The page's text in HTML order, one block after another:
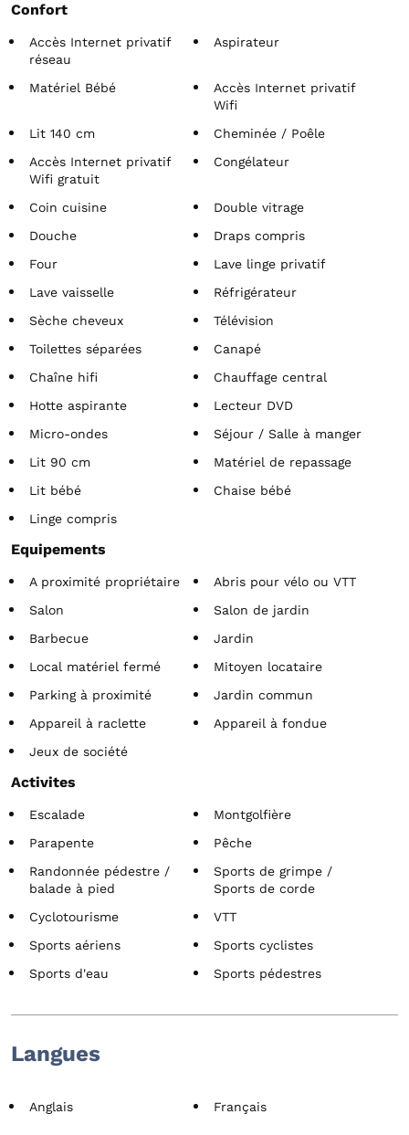
Confort
Accès Internet privatif
réseau
Aspirateur
Matériel Bébé
Accès Internet privatif
Wifi
Lit 140 cm
Cheminée / Poêle
Accès Internet privatif
Wifi gratuit
Congélateur
Coin cuisine
Double vitrage
Douche
Draps compris
Four
Lave linge privatif
Lave vaisselle
Réfrigérateur
Sèche cheveux
Télévision
Toilettes séparées
Canapé
Chaîne hifi
Chauffage central
Hotte aspirante
Lecteur DVD
Micro-ondes
Séjour / Salle à manger
Lit 90 cm
Matériel de repassage
Lit bébé
Chaise bébé
Linge compris
Equipements
A proximité propriétaire
Abris pour vélo ou VTT
Salon
Salon de jardin
Barbecue
Jardin
Local matériel fermé
Mitoyen locataire
Parking à proximité
Jardin commun
Appareil à raclette
Appareil à fondue
Jeux de société
Activites
Escalade
Montgolfière
Parapente
Pêche
Randonnée pédestre /
balade à pied
Sports de grimpe /
Sports de corde
Cyclotourisme
VTT
Sports aériens
Sports cyclistes
Sports d'eau
Sports pédestres
Langues
Anglais Français